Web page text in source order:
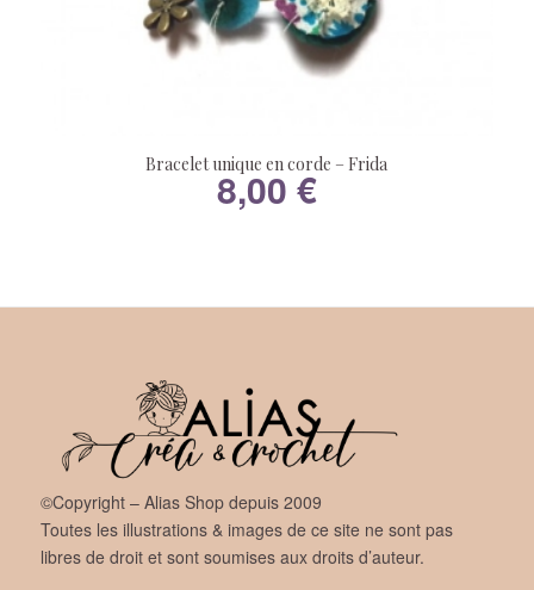
Bracelet unique en corde – Frida
8,00 €
©Copyright – Alias Shop depuis 2009
Toutes les illustrations & images de ce site ne sont pas
libres de droit et sont soumises aux droits d’auteur.